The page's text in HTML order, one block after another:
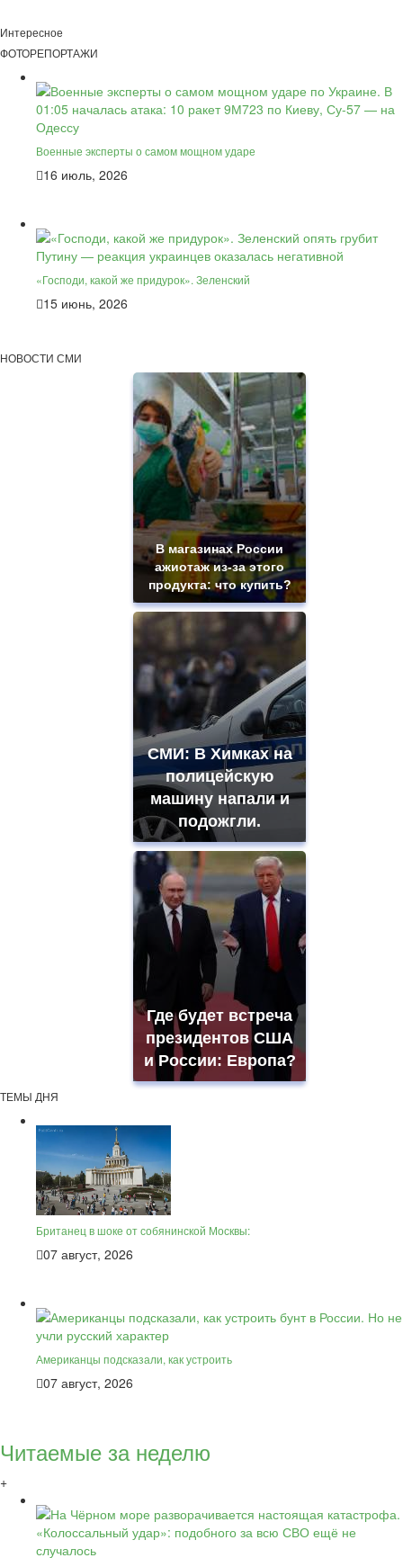
Интересное
ФОТОРЕПОРТАЖИ
Военные эксперты о самом мощном ударе
16 июль, 2026
«Господи, какой же придурок». Зеленский
15 июнь, 2026
НОВОСТИ СМИ
В магазинах России
ажиотаж из-за этого
продукта: что купить?
СМИ: В Химках на
полицейскую
машину напали и
подожгли.
Где будет встреча
президентов США
и России: Европа?
ТЕМЫ ДНЯ
Британец в шоке от собянинской Москвы:
07 август, 2026
Американцы подсказали, как устроить
07 август, 2026
Читаемые за неделю
+